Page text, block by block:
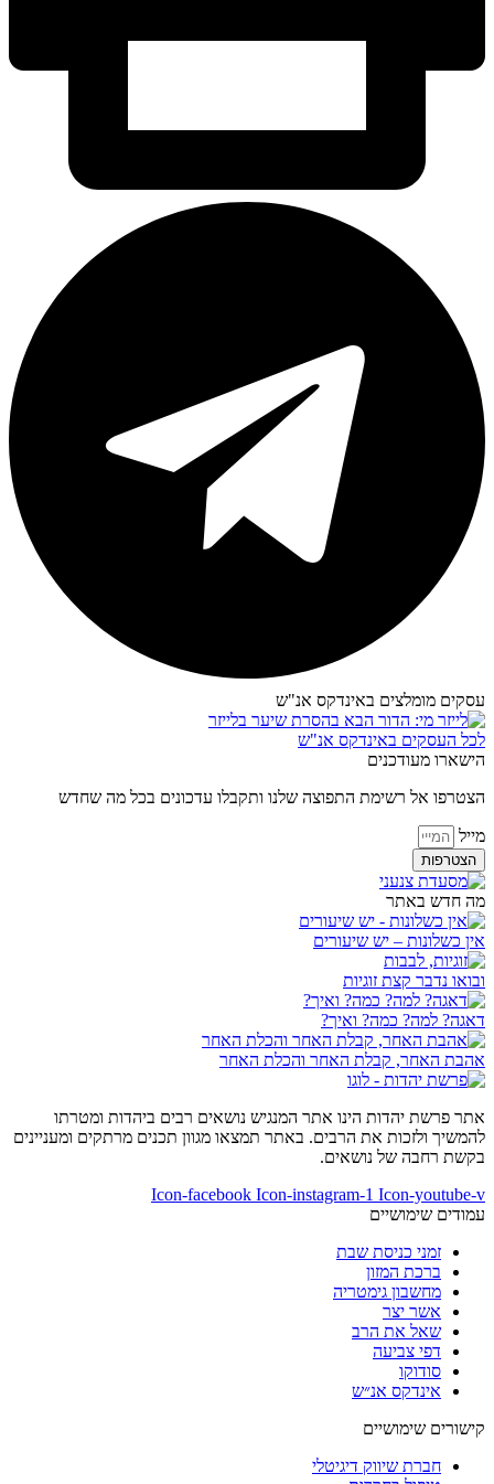
עסקים מומלצים באינדקס אנ"ש​
לכל העסקים באינדקס אנ"ש
הישארו מעודכנים
הצטרפו אל רשימת התפוצה שלנו ותקבלו עדכונים בכל מה שחדש
מייל
הצטרפות
מה חדש באתר
אין כשלונות – יש שיעורים
ובואו נדבר קצת זוגיות
דאגה? למה? כמה? ואיך?
אהבת האחר, קבלת האחר והכלת האחר
אתר פרשת יהדות הינו אתר המנגיש נושאים רבים ביהדות ומטרתו
להמשיך ולזכות את הרבים. באתר תמצאו מגוון תכנים מרתקים ומעניינים
בקשת רחבה של נושאים.
Icon-facebook Icon-instagram-1 Icon-youtube-v
עמודים שימושיים
זמני כניסת שבת
ברכת המזון
מחשבון גימטריה
אשר יצר
שאל את הרב
דפי צביעה
סודוקו
אינדקס אנ״ש
קישורים שימושיים
חברת שיווק דיגיטלי